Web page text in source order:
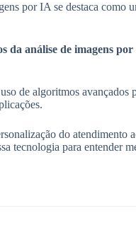
por IA se destaca
da análise de imagens
de algoritmos avançados
do atendimento
tecnologia para entender